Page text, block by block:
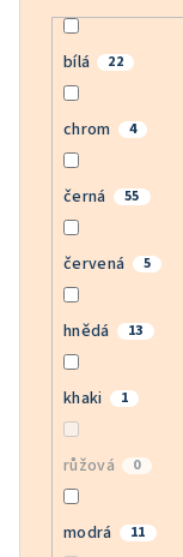
bílá 22
chrom 4
černá 55
červená 5
hnědá 13
khaki 1
růžová 0
modrá 11